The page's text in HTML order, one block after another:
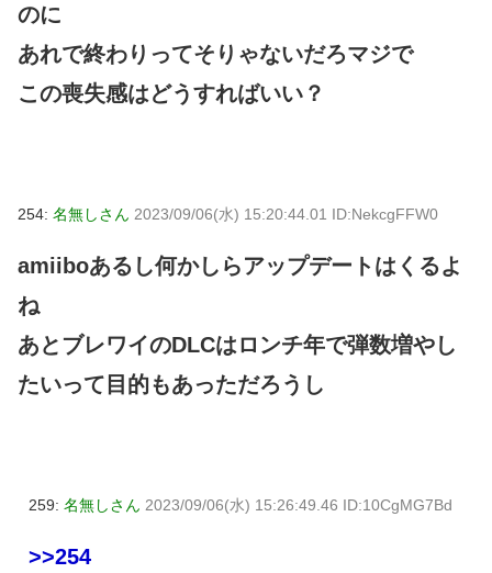
のに
あれで終わりってそりゃないだろマジで
この喪失感はどうすればいい？
254: 名無しさん 2023/09/06(水) 15:20:44.01 ID:NekcgFFW0
amiiboあるし何かしらアップデートはくるよ
ね
あとブレワイのDLCはロンチ年で弾数増やし
たいって目的もあっただろうし
259: 名無しさん 2023/09/06(水) 15:26:49.46 ID:10CgMG7Bd
>>254